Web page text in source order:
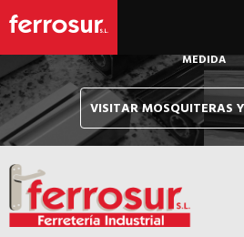
Le hacemos llegar, allí donde esté,
sus pedidos de mosquiteras y sistemas de
MEDIDA
VISITAR MOSQUITERAS